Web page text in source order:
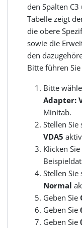
den Spalten
Tabelle zeigt
die obere
sowie die
den
Bitte führen
Bitte
Adapter:
Minitab.
Stellen Sie
VDA5
Klicken
Stellen
Normal
Geben Sie
Geben Sie
Geben Sie